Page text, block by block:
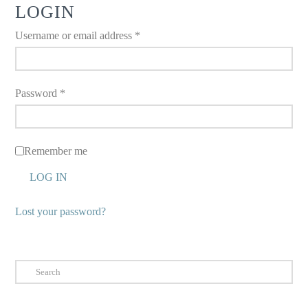
LOGIN
Username or email address *
Password *
Remember me
LOG IN
Lost your password?
Search